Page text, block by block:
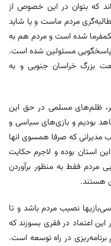
که بتوان در این خصوص از
مردم ماست و یا شاید
شده است و مردم هم به
پاسخگویی مسئولین شده است.
بزرگ خراسان جنوبی و به
ظلم‌های مسلمی در حق این
بودیم و بازی‌های سیاسی و
که صرفا همسوی انها
این استان بوده و لاجرم حکایت
فقط به منظور برآوردن
هستند.
نصیب مردم باشد و تا
این اعتماد در فقری بسوزند که
در راه توسعه است.